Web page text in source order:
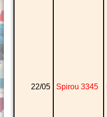
22/05 Spirou 3345